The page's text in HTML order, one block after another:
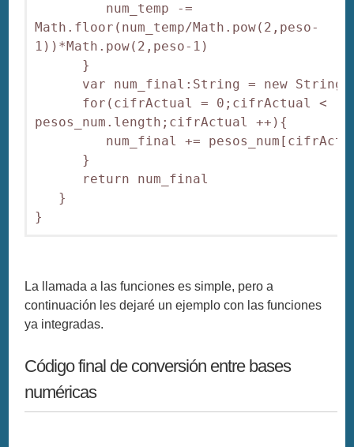
num_temp -=
Math.floor(num_temp/Math.pow(2,peso-
1))*Math.pow(2,peso-1)
}
var num_final:String = new
for(cifrActual = 0;cifrActual <
pesos_num.length;cifrActual ++){
num_final +=
}
return num_final
}
}
La llamada a las funciones es simple, pero a
continuación les dejaré un ejemplo con las funciones
ya integradas.
Código final de conversión entre bases
numéricas